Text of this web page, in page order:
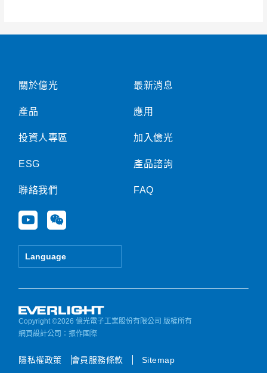
關於億光
產品
投資人專區
ESG
聯絡我們
Y
o
u
e
W
e
i
Language
最新消息
應用
加入億光
產品諮詢
FAQ
Copyright ©2026 億光電子工業股份有限公司 版權所有
網頁設計公司 ：振作國際
隱私權政策 會員服務條款 Sitemap